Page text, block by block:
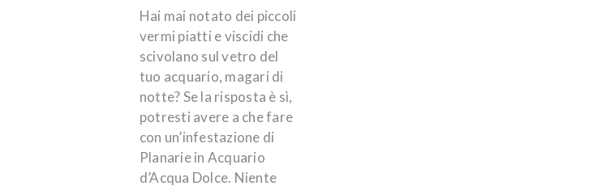
Hai mai notato dei piccoli
vermi piatti e viscidi che
scivolano sul vetro del
tuo acquario, magari di
notte? Se la risposta è sì,
potresti avere a che fare
con un’infestazione di
Planarie in Acquario
d’Acqua Dolce. Niente